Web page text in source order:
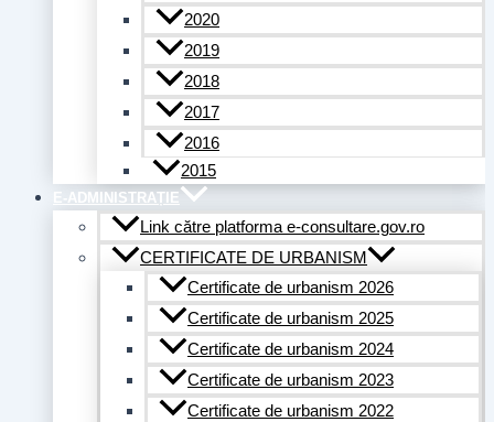
2020
2019
2018
2017
2016
2015
E-ADMINISTRAȚIE
Link către platforma e-consultare.gov.ro
CERTIFICATE DE URBANISM
Certificate de urbanism 2026
Certificate de urbanism 2025
Certificate de urbanism 2024
Certificate de urbanism 2023
Certificate de urbanism 2022